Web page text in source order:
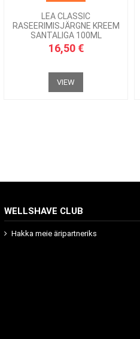
LEA CLASSIC
RASEERIMISJÄRGNE KREEM
SANTALIGA 100ML
16,50 €
VIEW
WELLSHAVE CLUB
Hakka meie äripartneriks